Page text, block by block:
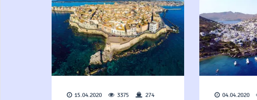
15.04.2020 3375 274 04.04.2020